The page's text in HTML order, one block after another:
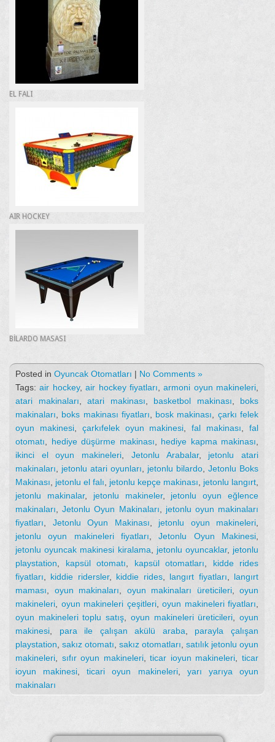
EL FALI
AIR HOCKEY
BİLARDO MASASI
Posted in Oyuncak Otomatları | No Comments »
Tags:air hockey,air hockey fiyatları ,armoni oyun makineleri
atari makinaları
atari makinası basketbol makinası
boks
makinaları
boks makinası fiyatları bosk makinası
çarkı felek
oyun makinesi, çarkıfelek oyun makinesi ,fal makinası ,fal
otomatı
hediye düşürme makinası hediye kapma makinası
ikinci el oyun makineleri
Jetonlu Arabalar, jetonlu atari
makinaları
jetonlu atari oyunları jetonlu bilardo Jetonlu Boks
Makinası
jetonlu el falı jetonlu kepçe makinası jetonlu langırt
jetonlu makinalar, jetonlu makineler, jetonlu oyun eğlence
makinaları ,Jetonlu Oyun Makinaları
jetonlu oyun makinaları
fiyatları
Jetonlu Oyun Makinası jetonlu oyun makineleri
jetonlu oyun makineleri fiyatları ,Jetonlu Oyun Makinesi
jetonlu oyuncak makinesi kiralama
jetonlu oyuncaklar, jetonlu
playstation
kapsül otomatı kapsül otomatları
kidde rides
fiyatları
kiddie ridersler, kiddie rides, langırt fiyatları
langırt
maması
oyun makinaları oyun makinaları üreticileri, oyun
makineleri
oyun makineleri çeşitleri, oyun makineleri fiyatları
oyun makineleri toplu satış
oyun makineleri üreticileri ,oyun
makinesi
para ile çalışan akülü araba
parayla çalışan
playstation sakız otomatı sakız otomatları satılık jetonlu oyun
makineleri
sıfır oyun makineleri,ticar ioyun makineleri ,ticar
ioyun makinesi ,ticari oyun makineleri, yarı yarıya oyun
makinaları